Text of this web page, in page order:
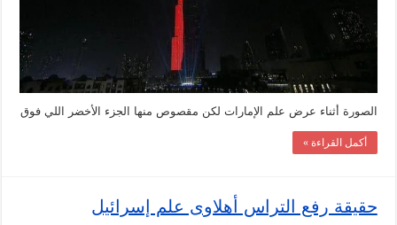
مغلقة
الصورة أثناء عرض علم الإمارات لكن مقصوص منها الجزء الأخضر اللي فوق
أكمل القراءة »
حقيقة رفع التراس أهلاوى علم إسرائيل